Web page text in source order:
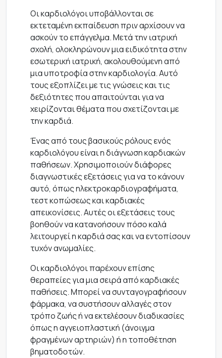
Οι καρδιολόγοι υποβάλλονται σε
εκτεταμένη εκπαίδευση πριν αρχίσουν να
ασκούν το επάγγελμα. Μετά την ιατρική
σχολή, ολοκληρώνουν μια ειδικότητα στην
εσωτερική ιατρική, ακολουθούμενη από
μια υποτροφία στην καρδιολογία. Αυτό
τους εξοπλίζει με τις γνώσεις και τις
δεξιότητες που απαιτούνται για να
χειρίζονται θέματα που σχετίζονται με
την καρδιά.
Ένας από τους βασικούς ρόλους ενός
καρδιολόγου είναι η διάγνωση καρδιακών
παθήσεων. Χρησιμοποιούν διάφορες
διαγνωστικές εξετάσεις για να το κάνουν
αυτό, όπως ηλεκτροκαρδιογραφήματα,
τεστ κοπώσεως και καρδιακές
απεικονίσεις. Αυτές οι εξετάσεις τους
βοηθούν να κατανοήσουν πόσο καλά
λειτουργεί η καρδιά σας και να εντοπίσουν
τυχόν ανωμαλίες.
Οι καρδιολόγοι παρέχουν επίσης
θεραπείες για μια σειρά από καρδιακές
παθήσεις. Μπορεί να συνταγογραφήσουν
φάρμακα, να συστήσουν αλλαγές στον
τρόπο ζωής ή να εκτελέσουν διαδικασίες
όπως η αγγειοπλαστική (άνοιγμα
φραγμένων αρτηριών) ή η τοποθέτηση
βηματοδοτών.